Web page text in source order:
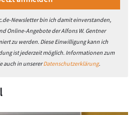
Newsletter bin ich damit einverstanden,
Online-Angebote der Alfons W. Gentner
zu werden. Diese Einwilligung kann ich
ist jederzeit möglich. Informationen zum
auch in unsererDatenschutzerklärung.